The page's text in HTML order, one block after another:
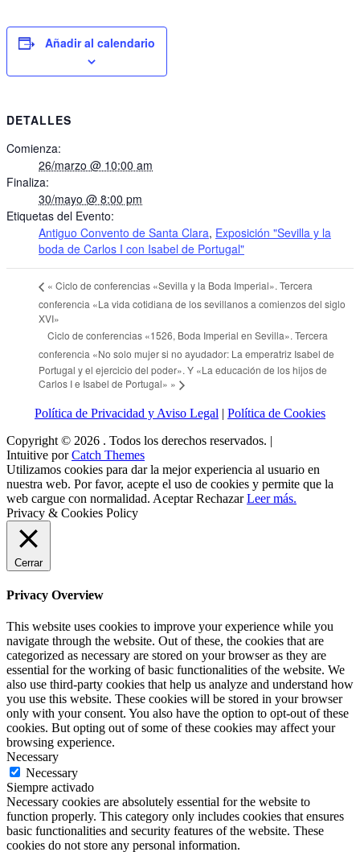
Añadir al calendario
DETALLES
Comienza:
26/marzo @ 10:00 am
Finaliza:
30/mayo @ 8:00 pm
Etiquetas del Evento:
Antiguo Convento de Santa Clara, Exposición "Sevilla y la
boda de Carlos I con Isabel de Portugal"
« Ciclo de conferencias «Sevilla y la Boda Imperial». Tercera
conferencia «La vida cotidiana de los sevillanos a comienzos del siglo
XVI»
Ciclo de conferencias «1526, Boda Imperial en Sevilla». Tercera
conferencia «No solo mujer si no ayudador: La emperatriz Isabel de
Portugal y el ejercicio del poder». Y «La educación de los hijos de
Carlos I e Isabel de Portugal» »
Política de Privacidad y Aviso Legal | Política de Cookies
Copyright © 2026 . Todos los derechos reservados. |
Intuitive porCatch Themes
Utilizamos cookies para dar la mejor experiencia al usuario en
nuestra web. Por favor, acepte el uso de cookies y permite que la
web cargue con normalidad. Aceptar Rechazar Leer más.
Privacy & Cookies Policy
Cerrar
Privacy Overview
This website uses cookies to improve your experience while you
navigate through the website. Out of these, the cookies that are
categorized as necessary are stored on your browser as they are
essential for the working of basic functionalities of the website. We
also use third-party cookies that help us analyze and understand how
you use this website. These cookies will be stored in your browser
only with your consent. You also have the option to opt-out of these
cookies. But opting out of some of these cookies may affect your
browsing experience.
Necessary
Necessary
Siempre activado
Necessary cookies are absolutely essential for the website to
function properly. This category only includes cookies that ensures
basic functionalities and security features of the website. These
cookies do not store any personal information.